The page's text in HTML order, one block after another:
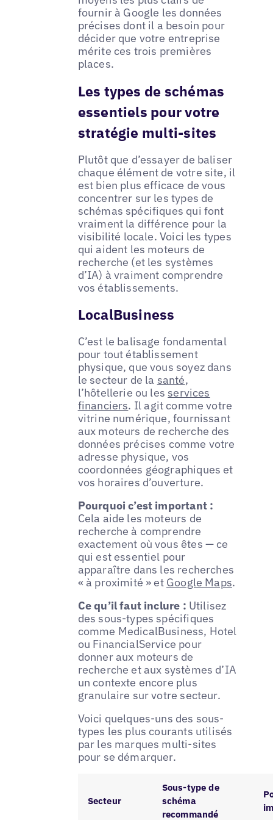
fournir à Google les données
précises dont il a besoin pour
décider que votre entreprise
mérite ces trois premières
places.
Les types de schémas
essentiels pour votre
stratégie multi-sites
Plutôt que d’essayer de baliser
chaque élément de votre site, il
est bien plus efficace de vous
concentrer sur les types de
schémas spécifiques qui font
vraiment la différence pour la
visibilité locale. Voici les types
qui aident les moteurs de
recherche (et les systèmes
d’IA) à vraiment comprendre
vos établissements.
LocalBusiness
C’est le balisage fondamental
pour tout établissement
physique, que vous soyez dans
le secteur de la santé,
l’hôtellerie ou les services
financiers. Il agit comme votre
vitrine numérique, fournissant
aux moteurs de recherche des
données précises comme votre
adresse physique, vos
coordonnées géographiques et
vos horaires d’ouverture.
Pourquoi c’est important :
Cela aide les moteurs de
recherche à comprendre
exactement où vous êtes — ce
qui est essentiel pour
apparaître dans les recherches
« à proximité » et Google Maps.
Ce qu’il faut inclure : Utilisez
des sous-types spécifiques
comme MedicalBusiness, Hotel
ou FinancialService pour
donner aux moteurs de
recherche et aux systèmes d’IA
un contexte encore plus
granulaire sur votre secteur.
Voici quelques-uns des sous-
types les plus courants utilisés
par les marques multi-sites
pour se démarquer.
Secteur
Sous-type de
schéma
recommandé